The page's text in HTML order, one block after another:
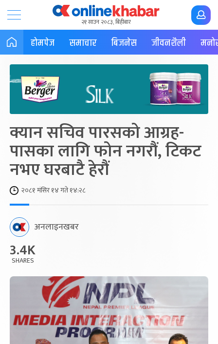
२१ साउन २०८३, बिहीबार
होमपेज समाचार बिजनेस जीवनशैली
क्यान सचिव पारसको आग्रह-
पासका लागि फोन नगरौं, टिकट
नभए घरबाटै हेरौं
२०८१ मंसिर १४ गते १४:२८
अनलाइनखबर
3.4K
SHARES